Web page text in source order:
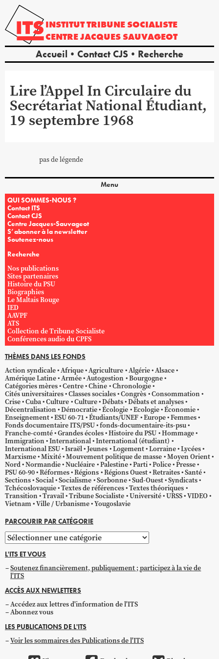
INSTITUTTRIBUNE SOCIALISTE
CENTREJACQUES SAUVAGEOT
Accueil Contact CJS Recherche
Lire l’Appel In Circulaire du
Secrétariat National Étudiant,
19 septembre 1968
pas de légende
Menu
QUI SOMMES-NOUS ?
Contact ITS
Contact CJS
Centre Jacques-Sauvageot
S’abonner à la newsletter
Soutenez-nous
Recherche
Nos publications
Sites partenaires
Histoire du PSU
Biographies
Le Maltais Rouge
IED
AAVPF
ATS
Collection de Tribune Socialiste
Conférences audio du CPFS
THÈMES DANS LES FONDS
Action syndicale Afrique Agriculture Algérie Alsace
Amérique Latine Armée Autogestion
Bourgogne
Catégories mères Centre Chine Chronologie
Cités universitaires Classes sociales Congrès Consommation
Crise Cuba Culture Culture Débats Débats et analyses
Décentralisation Démocratie Écologie Ecologie Économie
Enseignement ESU 60-71 Étudiants/UNEF Europe Femmes
Fonds documentaire ITS/PSU fonds-documentaire-its-psu
Franche-comté Grandes écoles Histoire du PSU Hommage
Immigration International International (étudiant)
International ESU Israël Jeunes Logement Lorraine Lycées
Marxisme Mixité Mouvement politique de masse Moyen Orient
Nord Normandie Nucléaire Palestine Parti Police Presse
PSU 60-90 Réformes Régions Régions Ouest Retraites Santé
Sections Social Socialisme Sorbonne Sud-Ouest Syndicats
Tchécoslovaquie Textes de références Textes théoriques
Transition Travail Tribune Socialiste Université URSS VIDEO
Vietnam Ville / Urbanisme Yougoslavie
PARCOURIR PAR CATÉGORIE
Parcourir
par
catégorie
L'ITS ET VOUS
Soutenez financièrement, publiquement ; participez à la vie de
l'ITS
ACCÈS AUX NEWLETTERS
Accédez aux lettres d'information de l'ITS
Abonnez vous
LES PUBLICATIONS DE L'ITS
Voir les sommaires des Publications de l'ITS